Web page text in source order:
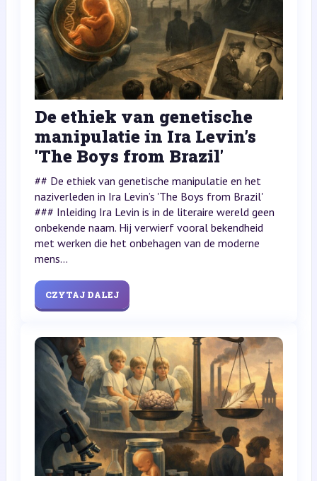
De ethiek van genetische
manipulatie in Ira Levin’s
'The Boys from Brazil'
## De ethiek van genetische manipulatie en het
naziverleden in Ira Levin’s 'The Boys from Brazil'
### Inleiding Ira Levin is in de literaire wereld geen
onbekende naam. Hij verwierf vooral bekendheid
met werken die het onbehagen van de moderne
mens...
CZYTAJ DALEJ